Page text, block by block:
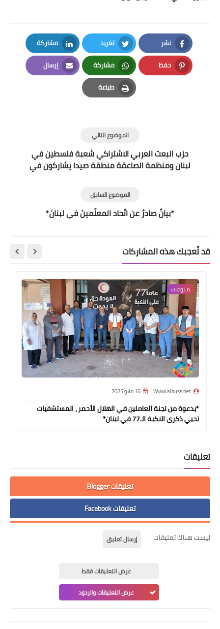
نشر
Facebook
تغريد
Twitter
مشاركة
LinkedIn
حفظ
Pinterest
مشاركة
Whatsapp
إرسال
Email
طباعة
Print
الموضوع التالي
حزب البعث العربي الاشتراكي شعبة فلسطين في
لبنان ومنظمة الصاعقة منطقة صيدا يشاركون في
الموضوع السابق
*بيانٌ صادرٌ عن اتّحاد المعلّمينَ في لبنانَ*
قد تُعجبك هذه المشاركات
منوعات
Www.albuss.net 16 مايو 2025
*بدعوة من لجنة العاملين في الهلال الأحمر ، المستشفيات
تحيي ذكرى النكبة الـ77 في لبنان*
تعليقات
تعليقات Blogger
تعليقات Facebook
ليست هناك تعليقات إرسال تعليق
عرض التعليقات فقط
عرض التعليقات والردود